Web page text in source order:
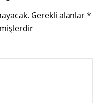
Gerekli alanlar*